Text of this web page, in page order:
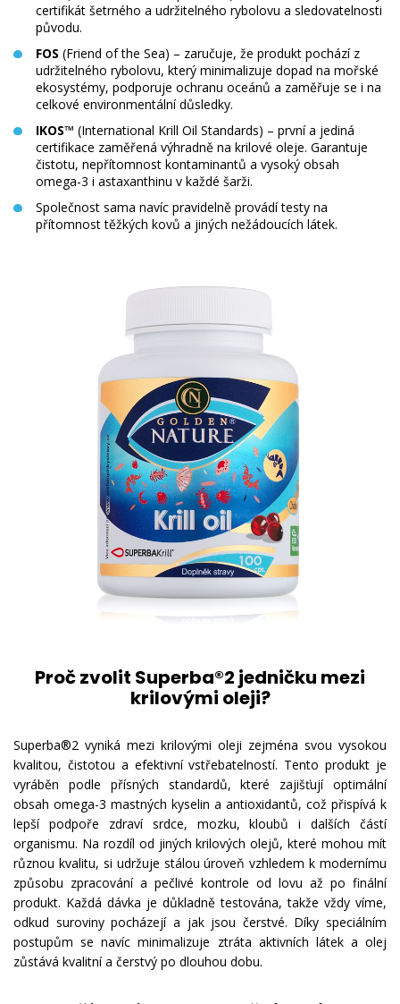
certifikát šetrného a udržitelného rybolovu a sledovatelnosti
původu.
FOS (Friend of the Sea) – zaručuje, že produkt pochází z
udržitelného rybolovu, který minimalizuje dopad na mořské
ekosystémy, podporuje ochranu oceánů a zaměřuje se i na
celkové environmentální důsledky.
IKOS™ (International Krill Oil Standards) – první a jediná
certifikace zaměřená výhradně na krilové oleje. Garantuje
čistotu, nepřítomnost kontaminantů a vysoký obsah
omega-3 i astaxanthinu v každé šarži.
Společnost sama navíc pravidelně provádí testy na
přítomnost těžkých kovů a jiných nežádoucích látek.
Proč zvolit Superba®2 jedničku mezi
krilovými oleji?
Superba®2 vyniká mezi krilovými oleji zejména svou vysokou
kvalitou, čistotou a efektivní vstřebatelností. Tento produkt je
vyráběn podle přísných standardů, které zajišťují optimální
obsah omega-3 mastných kyselin a antioxidantů, což přispívá k
lepší podpoře zdraví srdce, mozku, kloubů i dalších částí
organismu. Na rozdíl od jiných krilových olejů, které mohou mít
různou kvalitu, si udržuje stálou úroveň vzhledem k modernímu
způsobu zpracování a pečlivé kontrole od lovu až po finální
produkt. Každá dávka je důkladně testována, takže vždy víme,
odkud suroviny pocházejí a jak jsou čerstvé. Díky speciálním
postupům se navíc minimalizuje ztráta aktivních látek a olej
zůstává kvalitní a čerstvý po dlouhou dobu.